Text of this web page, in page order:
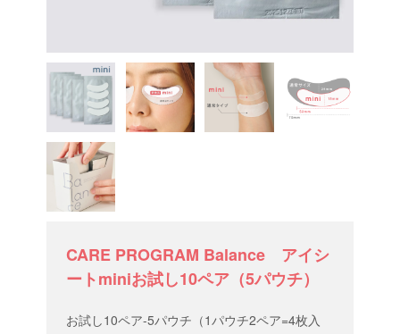
CARE PROGRAM Balance アイシ
ートminiお試し10ペア（5パウチ）
お試し10ペア-5パウチ（1パウチ2ペア=4枚入